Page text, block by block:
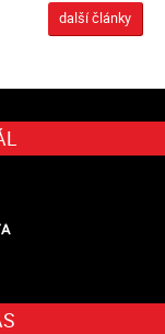
další články